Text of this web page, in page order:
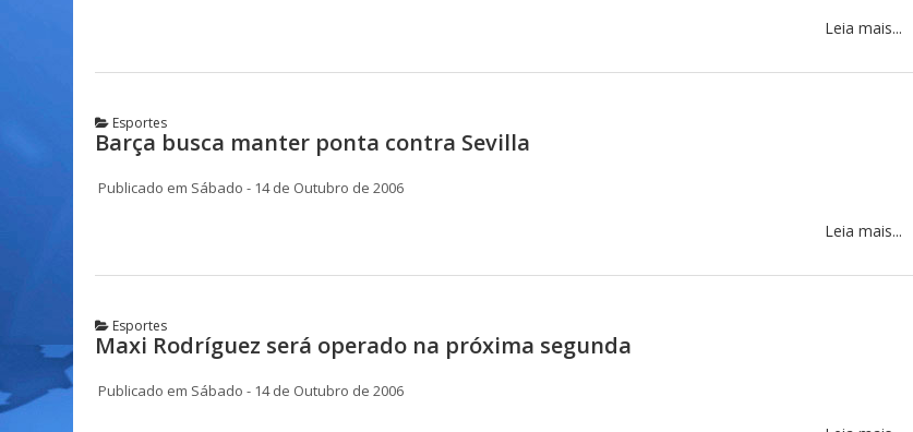
Leia mais...
Esportes
Barça busca manter ponta contra Sevilla
Publicado em Sábado - 14 de Outubro de 2006
Leia mais...
Esportes
Maxi Rodríguez será operado na próxima segunda
Publicado em Sábado - 14 de Outubro de 2006